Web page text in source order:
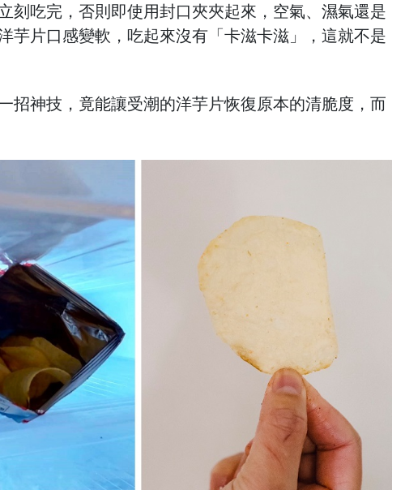
刻吃完，否則即使用封口夾夾起來，空氣、濕氣還是
芋片口感變軟，吃起來沒有「卡滋卡滋」，這就不是
招神技，竟能讓受潮的洋芋片恢復原本的清脆度，而